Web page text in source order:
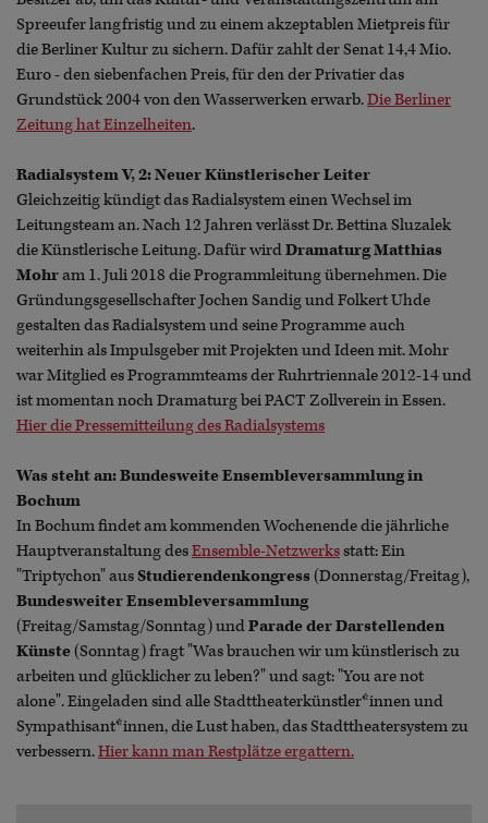
Spreeufer langfristig und zu einem akzeptablen Mietpreis für
die Berliner Kultur zu sichern. Dafür zahlt der Senat 14,4 Mio.
Euro - den siebenfachen Preis, für den der Privatier das
Grundstück 2004 von den Wasserwerken erwarb.Die Berliner
Zeitung hat Einzelheiten.
Radialsystem V, 2: Neuer Künstlerischer Leiter
Gleichzeitig kündigt das Radialsystem einen Wechsel im
Leitungsteam an. Nach 12 Jahren verlässt Dr. Bettina Sluzalek
die Künstlerische Leitung. Dafür wirdDramaturg Matthias
Mohram 1. Juli 2018 die Programmleitung übernehmen. Die
Gründungsgesellschafter Jochen Sandig und Folkert Uhde
gestalten das Radialsystem und seine Programme auch
weiterhin als Impulsgeber mit Projekten und Ideen mit. Mohr
war Mitglied es Programmteams der Ruhrtriennale 2012-14 und
ist momentan noch Dramaturg bei PACT Zollverein in Essen.
Hier die Pressemitteilung des Radialsystems
Was steht an: Bundesweite Ensembleversammlung in
Bochum
In Bochum findet am kommenden Wochenende die jährliche
Hauptveranstaltung desEnsemble-Netzwerksstatt: Ein
"Triptychon" ausStudierendenkongress(Donnerstag/Freitag),
Bundesweiter Ensembleversammlung
(Freitag/Samstag/Sonntag) undParade der Darstellenden
Künste(Sonntag) fragt "Was brauchen wir um künstlerisch zu
arbeiten und glücklicher zu leben?" und sagt: "You are not
alone". Eingeladen sind alle Stadttheaterkünstler*innen und
Sympathisant*innen, die Lust haben, das Stadttheatersystem zu
verbessern.Hier kann man Restplätze ergattern.